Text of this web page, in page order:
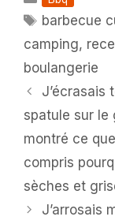
Étiquettes
barbecue
camping,
boulangerie
J’écrasais
spatule sur le
montré ce
compris
sèches et
J’arrosais